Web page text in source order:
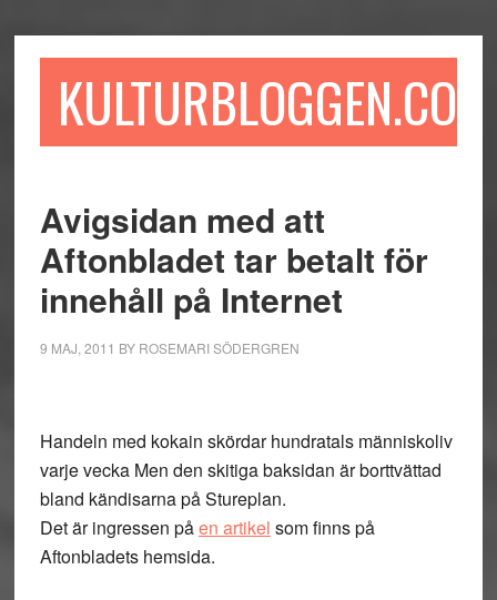
till
till
sidofältet
till
KULTURBLOGGEN.COM
Avigsidan med att
Aftonbladet tar betalt för
innehåll på Internet
9 MAJ, 2011 BY ROSEMARI SÖDERGREN
Handeln med kokain skördar hundratals människoliv
varje vecka Men den skitiga baksidan är borttvättad
bland kändisarna på Stureplan.
Det är ingressen påen artikel som finns på
Aftonbladets hemsida.